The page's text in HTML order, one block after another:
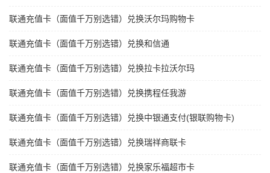
联通充值卡（面值千万别选错）兑换沃尔玛购物卡
联通充值卡（面值千万别选错）兑换和信通
联通充值卡（面值千万别选错）兑换拉卡拉沃尔玛
联通充值卡（面值千万别选错）兑换携程任我游
联通充值卡（面值千万别选错）兑换中银通支付(银联购物卡)
联通充值卡（面值千万别选错）兑换瑞祥商联卡
联通充值卡（面值千万别选错）兑换家乐福超市卡